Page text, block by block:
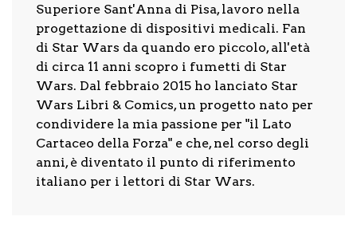
Superiore Sant'Anna di Pisa, lavoro nella
progettazione di dispositivi medicali. Fan
di Star Wars da quando ero piccolo, all'età
di circa 11 anni scopro i fumetti di Star
Wars. Dal febbraio 2015 ho lanciato Star
Wars Libri & Comics, un progetto nato per
condividere la mia passione per "il Lato
Cartaceo della Forza" e che, nel corso degli
anni, è diventato il punto di riferimento
italiano per i lettori di Star Wars.